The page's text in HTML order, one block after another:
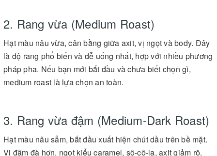
2. Rang vừa (Medium Roast)
Hạt màu nâu vừa, cân bằng giữa axit, vị ngọt và body. Đây
là độ rang phổ biến và dễ uống nhất, hợp với nhiều phương
pháp pha. Nếu bạn mới bắt đầu và chưa biết chọn gì,
medium roast là lựa chọn an toàn.
3. Rang vừa đậm (Medium-Dark Roast)
Hạt màu nâu sẫm, bắt đầu xuất hiện chút dầu trên bề mặt.
Vị đậm đà hơn, ngọt kiểu caramel, sô-cô-la, axit giảm rõ.